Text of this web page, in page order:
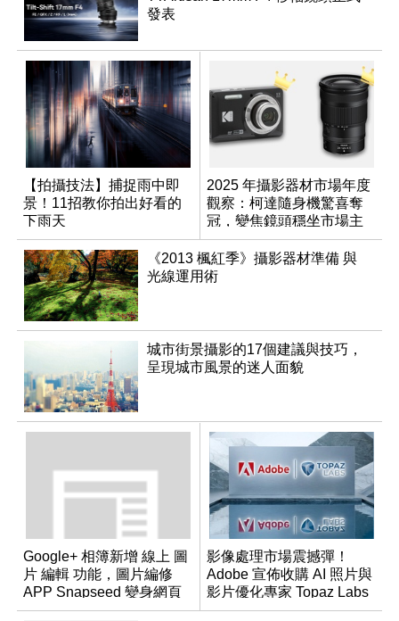
發表
【拍攝技法】捕捉雨中即
景！11招教你拍出好看的
下雨天
2025 年攝影器材市場年度
觀察：柯達隨身機驚喜奪
冠，變焦鏡頭穩坐市場主
流
《2013 楓紅季》攝影器材準備 與
光線運用術
城市街景攝影的17個建議與技巧，
呈現城市風景的迷人面貌
Google+ 相簿新增 線上 圖
片 編輯 功能，圖片編修
APP Snapseed 變身網頁
版
影像處理市場震撼彈！
Adobe 宣佈收購 AI 照片與
影片優化專家 Topaz Labs